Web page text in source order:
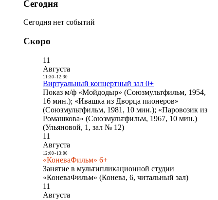
Сегодня
Сегодня нет событий
Скоро
11
Августа
11:30- 12:30
Виртуальный концертный зал 0+
Показ м/ф «Мойдодыр» (Союзмультфильм, 1954,
16 мин.); «Ивашка из Дворца пионеров»
(Союзмультфильм, 1981, 10 мин.); «Паровозик из
Ромашкова» (Союзмультфильм, 1967, 10 мин.)
(Ульяновой, 1, зал № 12)
11
Августа
12:00- 13:00
«КоневаФильм» 6+
Занятие в мультипликационной студии
«КоневаФильм» (Конева, 6, читальный зал)
11
Августа